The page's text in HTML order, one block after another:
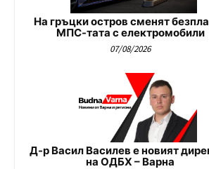
На гръцки остров сменят
МПС-тата с електромобили
07/08/2026
Д-р Васил Василев е новият
на ОДБХ – Варна